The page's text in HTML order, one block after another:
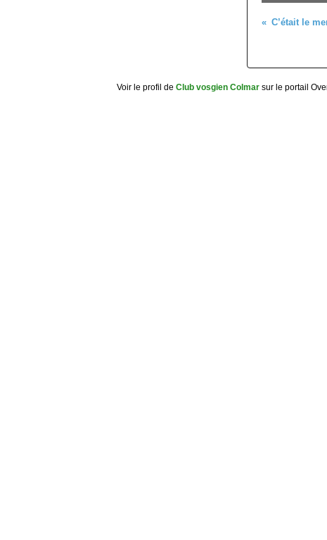
Voir le profil de Club vosgien Colmar sur le portail